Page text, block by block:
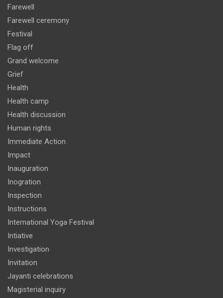
Farewell
Farewell ceremony
Festival
Flag off
Grand welcome
Grief
Health
Health camp
Health discussion
Human rights
Immediate Action
Impact
Inauguration
Inogration
Inspection
Instructions
International Yoga Festival
Intiative
Investigation
Invitation
Jayanti celebrations
Magisterial inquiry